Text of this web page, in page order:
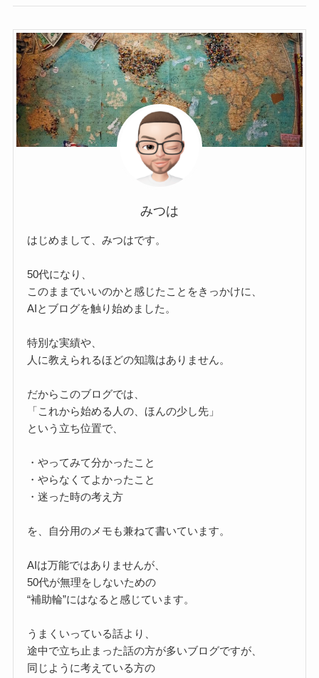
みつは
はじめまして、みつはです。
50代になり、
このままでいいのかと感じたことをきっかけに、
AIとブログを触り始めました。
特別な実績や、
人に教えられるほどの知識はありません。
だからこのブログでは、
「これから始める人の、ほんの少し先」
という立ち位置で、
・やってみて分かったこと
・やらなくてよかったこと
・迷った時の考え方
を、自分用のメモも兼ねて書いています。
AIは万能ではありませんが、
50代が無理をしないための
“補助輪”にはなると感じています。
うまくいっている話より、
途中で立ち止まった話の方が多いブログですが、
同じように考えている方の